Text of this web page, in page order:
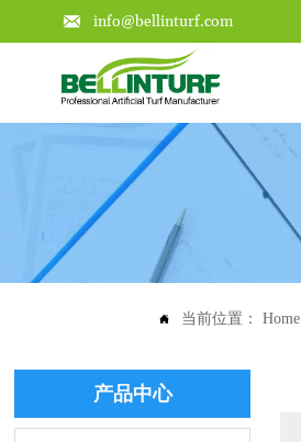
 info@bellinturf.com
 当前位置：Home
产品中心